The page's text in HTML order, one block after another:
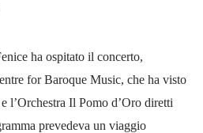
ha ospitato il concerto,
for Baroque Music, che ha visto
l’Orchestra Il Pomo d’Oro diretti
prevedeva un viaggio